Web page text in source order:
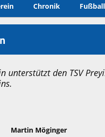
Chronik Fußball
unterstützt den TSV
Martin Möginger